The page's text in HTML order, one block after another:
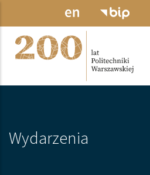
Przejdź do treści
Wydarzenia